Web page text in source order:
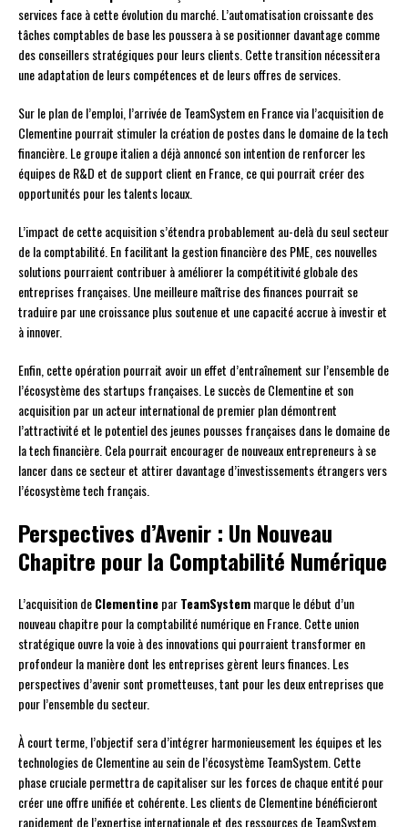
services face à cette évolution du marché. L’automatisation croissante des
tâches comptables de base les poussera à se positionner davantage comme
des conseillers stratégiques pour leurs clients. Cette transition nécessitera
une adaptation de leurs compétences et de leurs offres de services.
Sur le plan de l’emploi, l’arrivée de TeamSystem en France via l’acquisition de
Clementine pourrait stimuler la création de postes dans le domaine de la tech
financière. Le groupe italien a déjà annoncé son intention de renforcer les
équipes de R&D et de support client en France, ce qui pourrait créer des
opportunités pour les talents locaux.
L’impact de cette acquisition s’étendra probablement au-delà du seul secteur
de la comptabilité. En facilitant la gestion financière des PME, ces nouvelles
solutions pourraient contribuer à améliorer la compétitivité globale des
entreprises françaises. Une meilleure maîtrise des finances pourrait se
traduire par une croissance plus soutenue et une capacité accrue à investir et
à innover.
Enfin, cette opération pourrait avoir un effet d’entraînement sur l’ensemble de
l’écosystème des startups françaises. Le succès de Clementine et son
acquisition par un acteur international de premier plan démontrent
l’attractivité et le potentiel des jeunes pousses françaises dans le domaine de
la tech financière. Cela pourrait encourager de nouveaux entrepreneurs à se
lancer dans ce secteur et attirer davantage d’investissements étrangers vers
l’écosystème tech français.
Perspectives d’Avenir : Un Nouveau
Chapitre pour la Comptabilité Numérique
L’acquisition deClementineparTeamSystemmarque le début d’un
nouveau chapitre pour la comptabilité numérique en France. Cette union
stratégique ouvre la voie à des innovations qui pourraient transformer en
profondeur la manière dont les entreprises gèrent leurs finances. Les
perspectives d’avenir sont prometteuses, tant pour les deux entreprises que
pour l’ensemble du secteur.
À court terme, l’objectif sera d’intégrer harmonieusement les équipes et les
technologies de Clementine au sein de l’écosystème TeamSystem. Cette
phase cruciale permettra de capitaliser sur les forces de chaque entité pour
créer une offre unifiée et cohérente. Les clients de Clementine bénéficieront
rapidement de l’expertise internationale et des ressources de TeamSystem,